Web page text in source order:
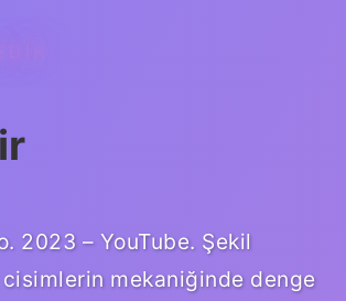
2023 – YouTube. Şekil
mekaniğinde denge